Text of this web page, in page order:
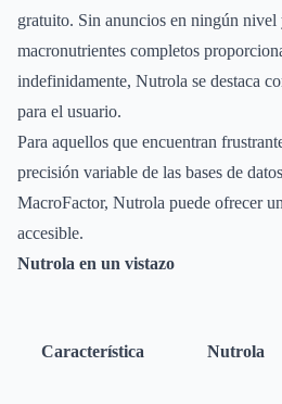
gratuito. Sin anuncios en ningún
macronutrientes completos
indefinidamente, Nutrola se destaca
para el usuario.
Para aquellos que encuentran
precisión variable de las bases de
MacroFactor, Nutrola puede ofrecer
accesible.
Nutrola en un vistazo
Característica Nutrola